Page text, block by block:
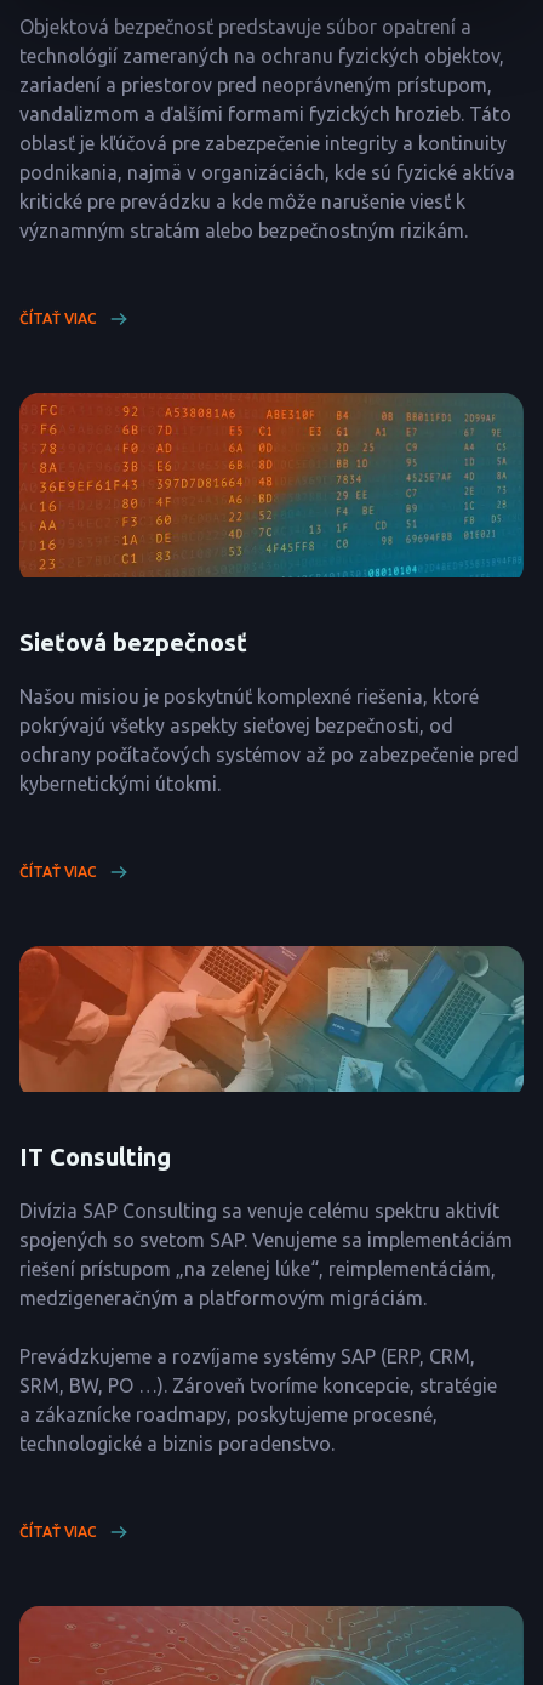
Objektová bezpečnosť predstavuje súbor opatrení a
technológií zameraných na ochranu fyzických objektov,
zariadení a priestorov pred neoprávneným prístupom,
vandalizmom a ďalšími formami fyzických hrozieb. Táto
oblasť je kľúčová pre zabezpečenie integrity a kontinuity
podnikania, najmä v organizáciách, kde sú fyzické aktíva
kritické pre prevádzku a kde môže narušenie viesť k
významným stratám alebo bezpečnostným rizikám.
ČÍTAŤ VIAC
Sieťová bezpečnosť
Našou misiou je poskytnúť komplexné riešenia, ktoré
pokrývajú všetky aspekty sieťovej bezpečnosti, od
ochrany počítačových systémov až po zabezpečenie pred
kybernetickými útokmi.
ČÍTAŤ VIAC
IT Consulting
Divízia SAP Consulting sa venuje celému spektru aktivít
spojených so svetom SAP. Venujeme sa implementáciám
riešení prístupom „na zelenej lúke“, reimplementáciám,
medzigeneračným a platformovým migráciám.
Prevádzkujeme a rozvíjame systémy SAP (ERP, CRM,
SRM, BW, PO …). Zároveň tvoríme koncepcie, stratégie
a zákaznícke roadmapy, poskytujeme procesné,
technologické a biznis poradenstvo.
ČÍTAŤ VIAC